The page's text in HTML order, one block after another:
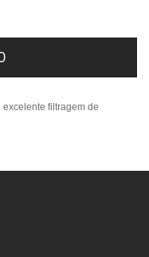
filtragem de